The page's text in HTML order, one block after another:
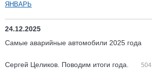
ЯНВАРЬ
24.12.2025
Самые аварийные автомобили 2025 года
Сергей Целиков. Поводим итоги года. 504